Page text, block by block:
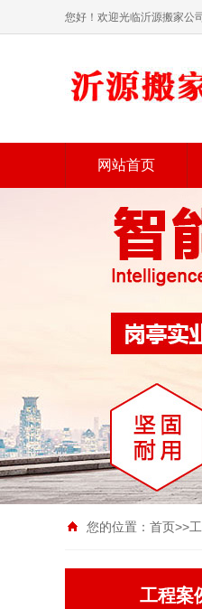
您好！欢迎光临沂源搬家公
网站首页
您的位置： 首页>>
工程案